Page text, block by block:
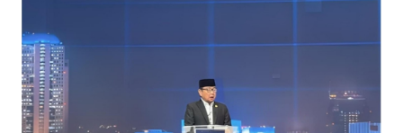
Informasi
INDEKS
BERITA